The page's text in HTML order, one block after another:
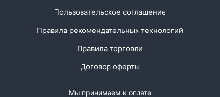
Пользовательское соглашение
Правила рекомендательных технологий
Правила торговли
Договор оферты
Мы принимаем к оплате